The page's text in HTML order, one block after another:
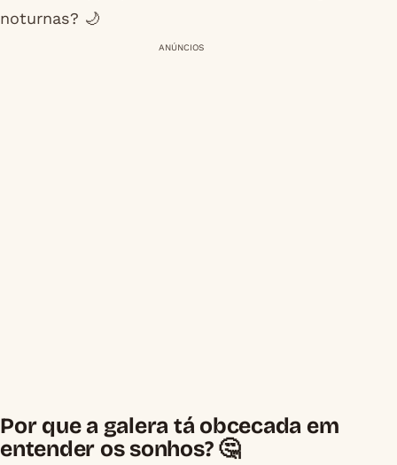
noturnas? 🌙
ANÚNCIOS
Por que a galera tá obcecada em
entender os sonhos? 🤔